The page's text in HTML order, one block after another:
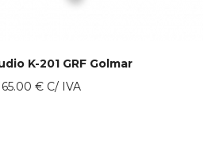
K-201 GRF Golmar
65.00 € C/ IVA